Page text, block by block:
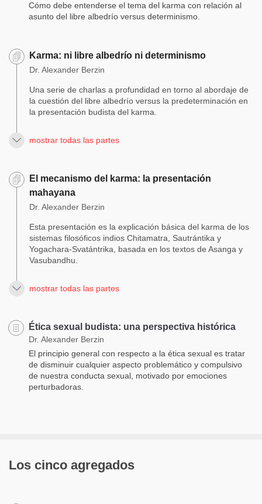
Cómo debe entenderse el tema del karma con relación al
asunto del libre albedrío versus determinismo.
Karma: ni libre albedrío ni determinismo
Dr. Alexander Berzin
Una serie de charlas a profundidad en torno al abordaje de
la cuestión del libre albedrío versus la predeterminación en
la presentación budista del karma.
mostrar todas las partes
El mecanismo del karma: la presentación
mahayana
Dr. Alexander Berzin
Esta presentación es la explicación básica del karma de los
sistemas filosóficos indios Chitamatra, Sautrántika y
Yogachara-Svatántrika, basada en los textos de Asanga y
Vasubandhu.
mostrar todas las partes
Ética sexual budista: una perspectiva histórica
Dr. Alexander Berzin
El principio general con respecto a la ética sexual es tratar
de disminuir cualquier aspecto problemático y compulsivo
de nuestra conducta sexual, motivado por emociones
perturbadoras.
Los cinco agregados